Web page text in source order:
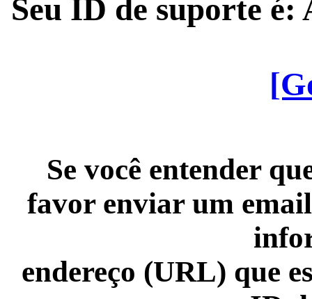
Seu ID de suporte é:
Se você entender
favor enviar um
endereço (URL) que